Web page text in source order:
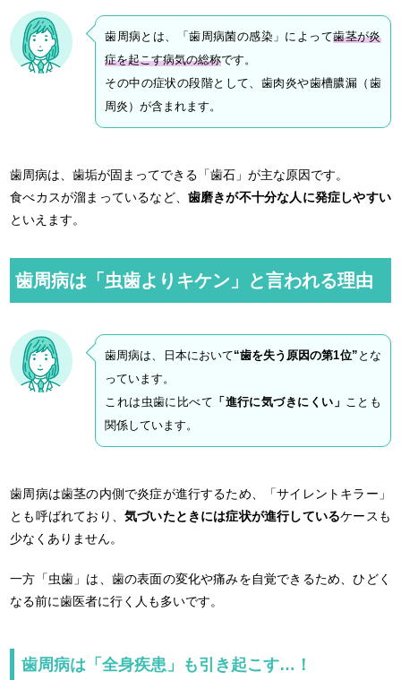
歯周病とは、「歯周病菌の感染」によって歯茎が炎
症を起こす病気の総称です。
その中の症状の段階として、歯肉炎や歯槽膿漏（歯
周炎）が含まれます。
歯周病は、歯垢が固まってできる「歯石」が主な原因です。
食べカスが溜まっているなど、 歯磨きが不十分な人に発症しやすい
といえます。
歯周病は「虫歯よりキケン」と言われる理由
歯周病は、日本において“歯を失う原因の第1位” とな
っています。
これは虫歯に比べて 「進行に気づきにくい」 ことも
関係しています。
歯周病は歯茎の内側で炎症が進行するため、「サイレントキラー」
とも呼ばれており、 気づいたときには症状が進行しているケースも
少なくありません。
一方「虫歯」は、歯の表面の変化や痛みを自覚できるため、ひどく
なる前に歯医者に行く人も多いです。
歯周病は「全身疾患」も引き起こす…！